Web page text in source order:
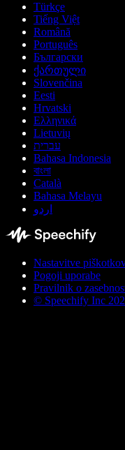
Türkçe
Tiếng Việt
Română
Português
Български
ქართული
Slovenčina
Eesti
Hrvatski
Ελληνικά
Lietuvių
עברית
Bahasa Indonesia
বাংলা
Català
Bahasa Melayu
اردو
Nastavitve
Pogoji uporabe
Pravilnik o
© Speechify Inc